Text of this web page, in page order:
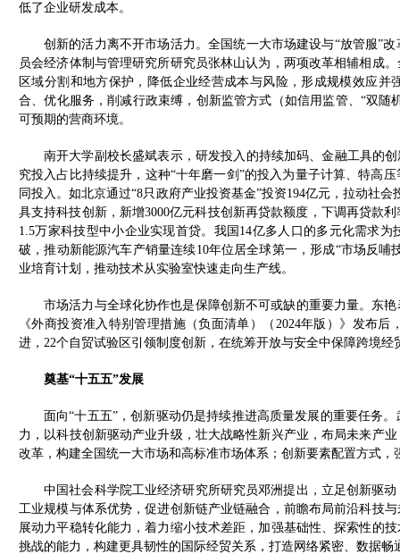
低了企业研发成本。
创新的活力离不开市场活力。全国统一大市场建设与“放管服”
员会经济体制与管理研究所研究员张林山认为，两项改革相辅相成
区域分割和地方保护，降低企业经营成本与风险，形成规模效应
合、优化服务，削减行政束缚，创新监管方式（如信用监管、“双
可预期的营商环境。
南开大学副校长盛斌表示，研发投入的持续加码、金融工具的
究投入占比持续提升，这种“十年磨一剑”的投入为量子计算、特高
同投入。如北京通过“8只政府产业投资基金”投资194亿元，拉动社
具支持科技创新，新增3000亿元科技创新再贷款额度，下调再贷款
1.5万家科技型中小企业实现首贷。我国14亿多人口的多元化需求
破，推动新能源汽车产销量连续10年位居全球第一，形成“市场反
业培育计划，推动技术从实验室快速走向生产线。
市场活力与全球化协作也是保障创新不可或缺的重要力量。东
《外商投资准入特别管理措施（负面清单）（2024年版）》发布
进，22个自贸试验区引领制度创新，在统筹开放与安全中保障跨境经
奠基“十五五”发展
面向“十五五”，创新驱动仍是持续推进高质量发展的重要任务
力，以科技创新驱动产业升级，壮大战略性新兴产业，布局未来产
改革，构建全国统一大市场和高标准市场体系；创新要素配置方式
中国社会科学院工业经济研究所研究员邓洲提出，立足创新驱
工业规模与体系优势，促进创新链产业链融合，前瞻布局前沿科技
展动力平稳转化能力，着力缩小技术差距，加强基础性、探索性的
挑战的能力，构建更具韧性的国际经贸关系，打造网络紧密、数据畅